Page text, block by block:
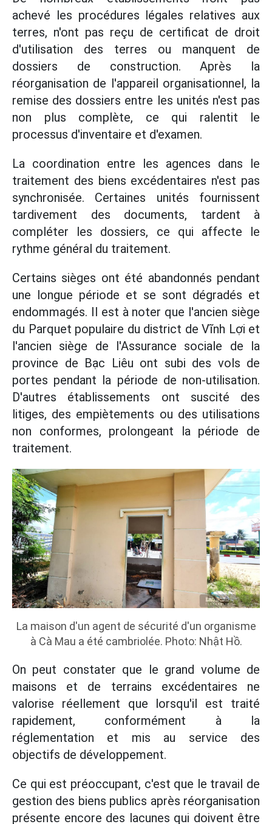
achevé les procédures légales relatives aux
terres, n'ont pas reçu de certificat de droit
d'utilisation des terres ou manquent de
dossiers de construction. Après la
réorganisation de l'appareil organisationnel, la
remise des dossiers entre les unités n'est pas
non plus complète, ce qui ralentit le
processus d'inventaire et d'examen.
La coordination entre les agences dans le
traitement des biens excédentaires n'est pas
synchronisée. Certaines unités fournissent
tardivement des documents, tardent à
compléter les dossiers, ce qui affecte le
rythme général du traitement.
Certains sièges ont été abandonnés pendant
une longue période et se sont dégradés et
endommagés. Il est à noter que l'ancien siège
du Parquet populaire du district de Vĩnh Lợi et
l'ancien siège de l'Assurance sociale de la
province de Bạc Liêu ont subi des vols de
portes pendant la période de non-utilisation.
D'autres établissements ont suscité des
litiges, des empiètements ou des utilisations
non conformes, prolongeant la période de
traitement.
La maison d'un agent de sécurité d'un organisme
à Cà Mau a été cambriolée. Photo: Nhật Hồ.
On peut constater que le grand volume de
maisons et de terrains excédentaires ne
valorise réellement que lorsqu'il est traité
rapidement, conformément à la
réglementation et mis au service des
objectifs de développement.
Ce qui est préoccupant, c'est que le travail de
gestion des biens publics après réorganisation
présente encore des lacunes qui doivent être